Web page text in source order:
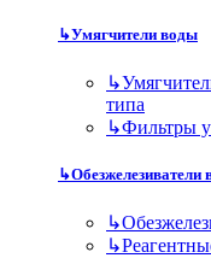
↳Умягчители воды
↳
типа
↳Фильтры
↳Обезжелезиватели
↳
↳